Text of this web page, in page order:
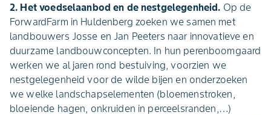
2. Het voedselaanbod en de nestgelegenheid. Op de
ForwardFarm in Huldenberg zoeken we samen met
landbouwers Josse en Jan Peeters naar innovatieve en
duurzame landbouwconcepten. In hun perenboomgaard
werken we al jaren rond bestuiving, voorzien we
nestgelegenheid voor de wilde bijen en onderzoeken
we welke landschapselementen (bloemenstroken,
bloeiende hagen, onkruiden in perceelsranden,…)